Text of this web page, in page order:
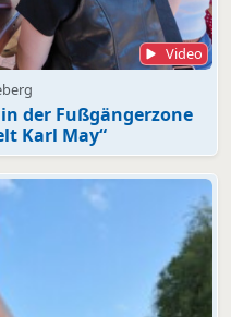
Video
der Fußgängerzone
Karl May“